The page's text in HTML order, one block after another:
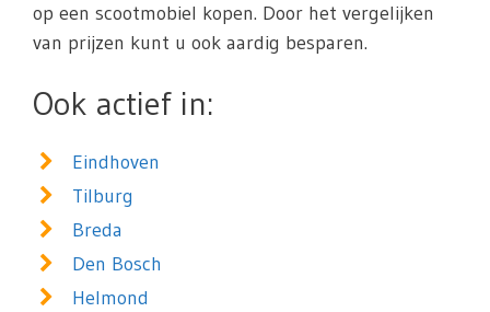
op een scootmobiel kopen. Door het vergelijken
van prijzen kunt u ook aardig besparen.
Ook actief in:
Eindhoven
Tilburg
Breda
Den Bosch
Helmond